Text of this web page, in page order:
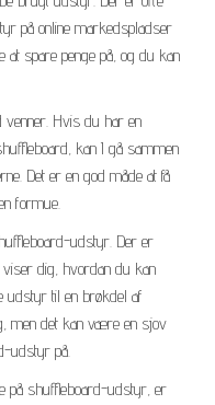
på online markedspladser
at spare penge på, og du kan
venner. Hvis du har en
kan I gå sammen
Det er en god måde at få
formue.
udstyr. Der er
dig, hvordan du kan
udstyr til en brøkdel af
men det kan være en sjov
udstyr på.
på shuffleboard-udstyr, er